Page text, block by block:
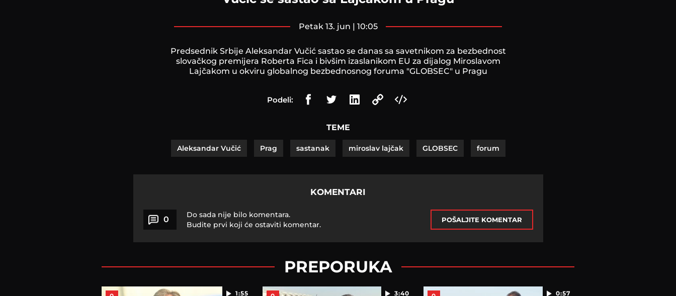
petak 13. jun | 10:05
Predsednik Srbije Aleksandar Vučić sastao se danas sa savetnikom za bezbednost
slovačkog premijera Roberta Fica i bivšim izaslanikom EU za dijalog Miroslavom
Lajčakom u okviru globalnog bezbednosnog foruma "GLOBSEC" u Pragu
Podeli:
TEME
Aleksandar Vučić Prag sastanak miroslav lajčak GLOBSEC forum
KOMENTARI
0
Do sada nije bilo komentara.
Budite prvi koji će ostaviti komentar.
POŠALJITE KOMENTAR
PREPORUKA
1:55 3:40 0:57